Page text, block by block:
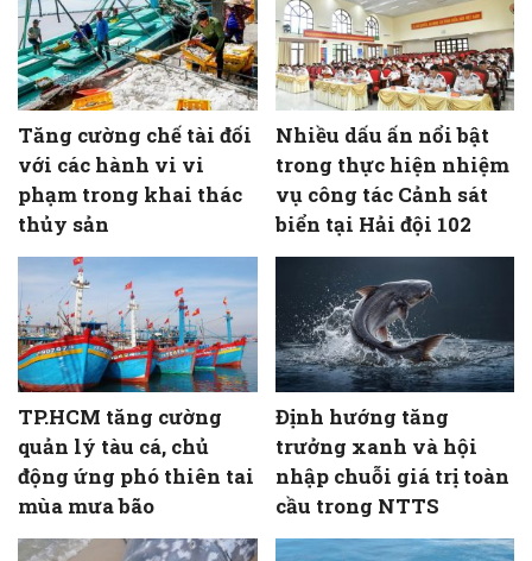
Tăng cường chế tài đối
với các hành vi vi
phạm trong khai thác
thủy sản
Nhiều dấu ấn nổi bật
trong thực hiện nhiệm
vụ công tác Cảnh sát
biển tại Hải đội 102
TP.HCM tăng cường
quản lý tàu cá, chủ
động ứng phó thiên tai
mùa mưa bão
Định hướng tăng
trưởng xanh và hội
nhập chuỗi giá trị toàn
cầu trong NTTS